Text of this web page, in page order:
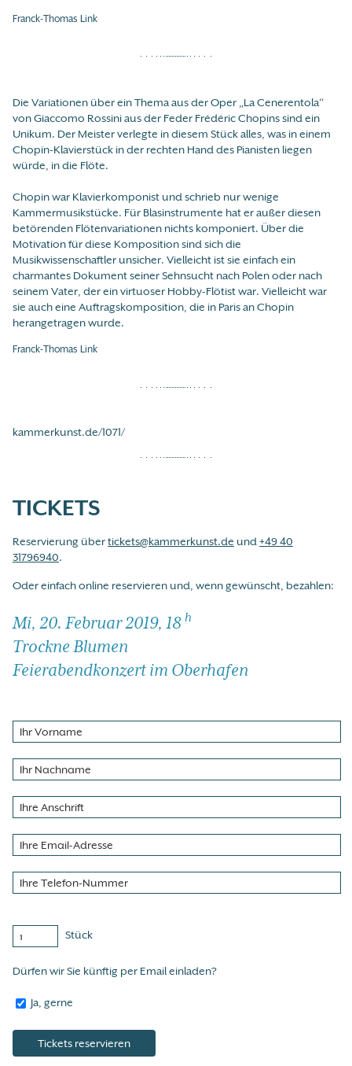
Franck-Thomas Link
Die Variationen über ein Thema aus der Oper „La Cenerentola“
von Giaccomo Rossini aus der Feder Frédéric Chopins sind ein
Unikum. Der Meister verlegte in diesem Stück alles, was in einem
Chopin-Klavierstück in der rechten Hand des Pianisten liegen
würde, in die Flöte.
Chopin war Klavierkomponist und schrieb nur wenige
Kammermusikstücke. Für Blasinstrumente hat er außer diesen
betörenden Flötenvariationen nichts komponiert. Über die
Motivation für diese Komposition sind sich die
Musikwissenschaftler unsicher. Vielleicht ist sie einfach ein
charmantes Dokument seiner Sehnsucht nach Polen oder nach
seinem Vater, der ein virtuoser Hobby-Flötist war. Vielleicht war
sie auch eine Auftragskomposition, die in Paris an Chopin
herangetragen wurde.
Franck-Thomas Link
kammerkunst.de/1071/
TICKETS
Reservierung übertickets@kammerkunst.de und+49 40
31796940.
Oder einfach online reservieren und, wenn gewünscht, bezahlen:
Mi, 20. Februar 2019, 18 h
Trockne Blumen
Feierabendkonzert im Oberhafen
Stück
Dürfen wir Sie künftig per Email einladen?
Ja, gerne